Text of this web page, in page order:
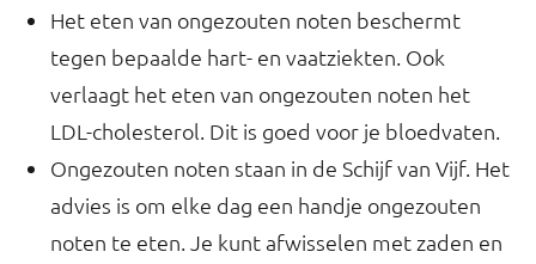
Het eten van ongezouten noten beschermt
tegen bepaalde hart- en vaatziekten. Ook
verlaagt het eten van ongezouten noten het
LDL-cholesterol. Dit is goed voor je bloedvaten.
Ongezouten noten staan in de Schijf van Vijf. Het
advies is om elke dag een handje ongezouten
noten te eten. Je kunt afwisselen met zaden en